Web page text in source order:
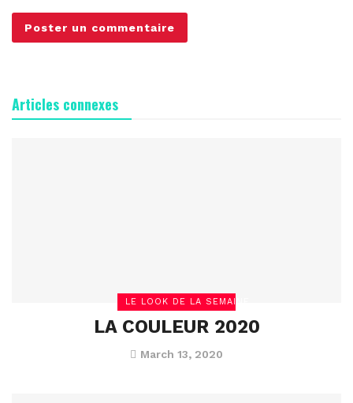
Articles connexes
LE LOOK DE LA SEMAINE
LA COULEUR 2020
March 13, 2020